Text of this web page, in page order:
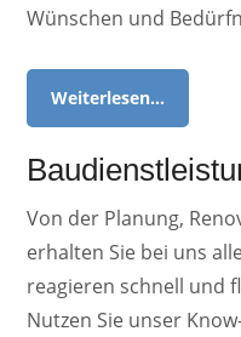
Wünschen und
Weiterlesen…
Von der Planung,
erhalten Sie bei uns
reagieren schnell und
Nutzen Sie unser